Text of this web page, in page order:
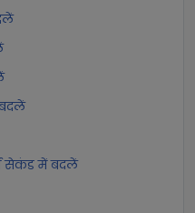
सेकंड में बदलें